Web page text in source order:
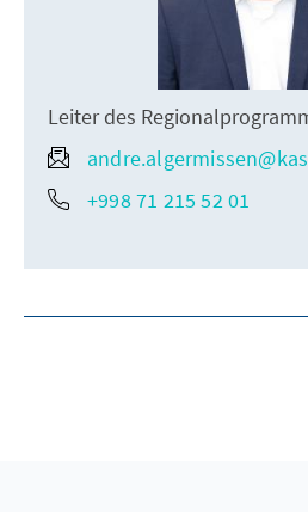
Leiter des
+998 71 215 52 01